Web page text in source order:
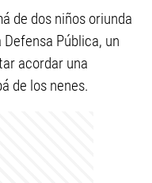
de dos niños oriunda
Pública, un
acordar una
de los nenes.